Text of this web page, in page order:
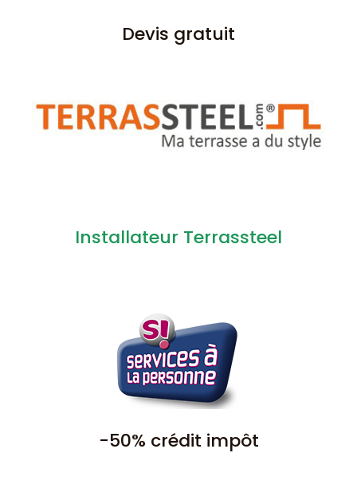
Devis gratuit
Installateur Terrassteel
-50% crédit impôt